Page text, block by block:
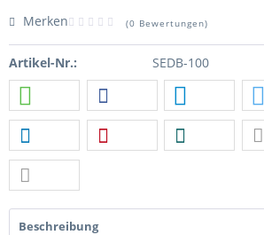
Merken (0 Bewertungen)
Artikel-Nr.: SEDB-100
Beschreibung